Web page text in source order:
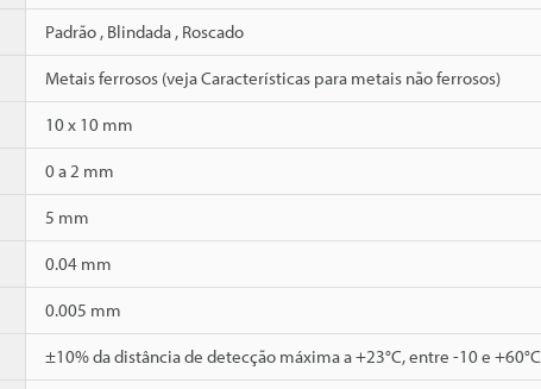
Padrão , Blindada , Roscado
Metais ferrosos (veja Características para metais não ferrosos)
10 x 10 mm
0 a 2 mm
5 mm
0.04 mm
0.005 mm
±10% da distância de detecção máxima a +23°C, entre -10 e +60°C